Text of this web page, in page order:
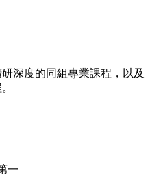
深度的同組專業課程，以及
一